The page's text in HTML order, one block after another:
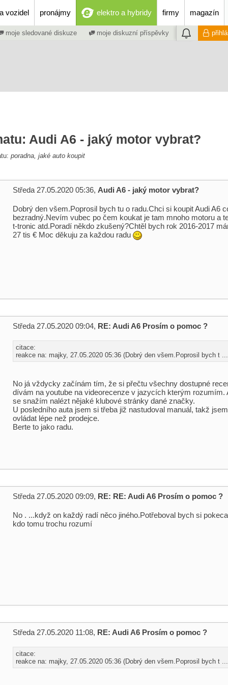
vozidel pronájmy elektro a hybridy firmy magazín
moje sledované diskuze moje diskuzní příspěvky
Audi A6 - jaký motor vybrat?
poradna, jaké auto koupit
Středa 27.05.2020 05:36, Audi A6 - jaký motor vybrat?
Dobrý den všem.Poprosil bych tu o radu.Chci si koupit Audi A6
bezradný.Nevím vubec po čem koukat je tam mnoho motoru a
t-tronic atd.Poradí někdo zkušený?Chtěl bych rok 2016-2017
27 tis € Moc děkuju za každou radu
Středa 27.05.2020 09:04, RE: Audi A6 Prosím o pomoc ?
citace:
reakce na: majky, 27.05.2020 05:36 (Dobrý den všem.Poprosil bych t
No já vždycky začínám tím, že si přečtu všechny dostupné
dívám na youtube na videorecenze v jazycích kterým rozumím.
se snažím nalézt nějaké klubové stránky dané značky.
U posledního auta jsem si třeba již nastudoval manuál, takž
ovládat lépe než prodejce.
Berte to jako radu.
Středa 27.05.2020 09:09, RE: RE: Audi A6 Prosím o pomoc ?
No . ...když on každý radí něco jiného.Potřeboval bych si
kdo tomu trochu rozumí
Středa 27.05.2020 11:08, RE: Audi A6 Prosím o pomoc ?
citace:
reakce na: majky, 27.05.2020 05:36 (Dobrý den všem.Poprosil bych t